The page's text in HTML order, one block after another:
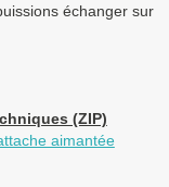
échanger sur
(ZIP)
aimantée